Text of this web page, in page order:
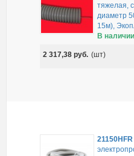
тяжелая,
диаметр
15м),
В наличии
2 317,38руб. (шт)
21150HFR